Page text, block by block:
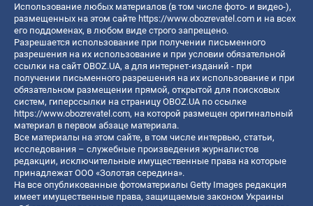
Использование любых материалов (в том числе фото- и видео-),
размещенных на этом сайте https://www.obozrevatel.com и на всех
его поддоменах, в любом виде строго запрещено.
Разрешается использование при получении письменного
разрешения на их использование и при условии обязательной
ссылки на сайт OBOZ.UA, а для интернет-изданий - при
получении письменного разрешения на их использование и при
обязательном размещении прямой, открытой для поисковых
систем, гиперссылки на страницу OBOZ.UA по ссылке
https://www.obozrevatel.com, на которой размещен оригинальный
материал в первом абзаце материала.
Все материалы на этом сайте, в том числе интервью, статьи,
исследования – служебные произведения журналистов
редакции, исключительные имущественные права на которые
принадлежат ООО «Золотая середина».
На все опубликованные фотоматериалы Getty Images редакция
имеет имущественные права, защищаемые законом Украины